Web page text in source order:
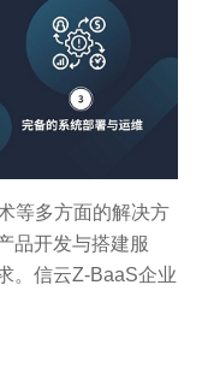
多方面的解决方
品开发与搭建服
。信云Z-BaaS企业